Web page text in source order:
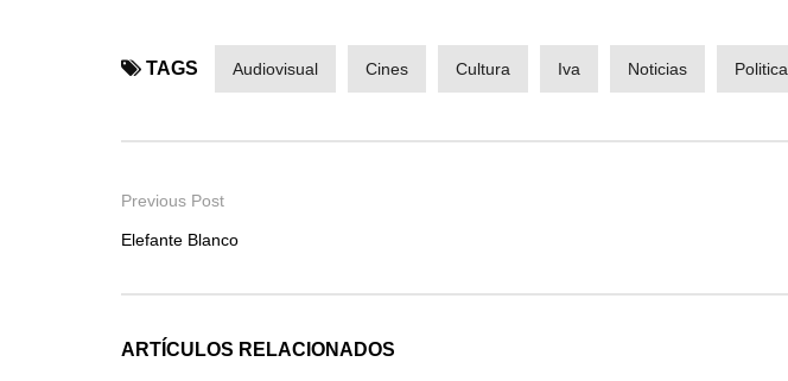
TAGS Audiovisual Cines Cultura Iva Noticias Politica
Previous Post
Elefante Blanco
ARTÍCULOS RELACIONADOS